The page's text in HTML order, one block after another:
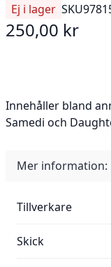
Ej i lager SKU
250,00 kr
Innehåller bland
Samedi och
Mer information:
Tillverkare
Skick